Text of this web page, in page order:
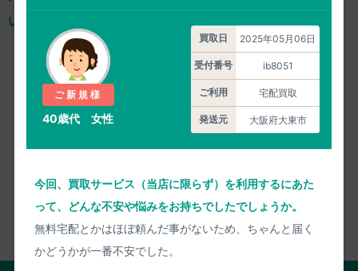
ご新規様
40歳代 女性
買取日 2025年05月06日
受付番号 ib8051
ご利用 宅配買取
発送元 大阪府大東市
今回、買取サービス（当店に限らず）を利用するにあた
って、どんな不安や悩みをお持ちでしたでしょうか。
無料宅配とかはほぼ頼んだ事がないため、ちゃんと届く
かどうかが一番不安でした。
いただけ、高い満足度につながっております。
皆様の満足度 4.85 /5.00
2026年08月07日までのご評価1551件の平均値
お客様の声をもっと見る